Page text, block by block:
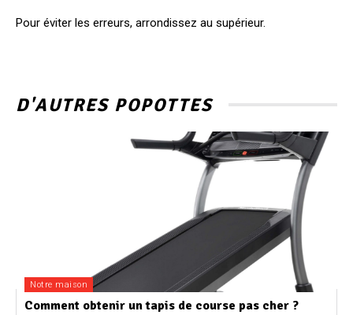
Pour éviter les erreurs, arrondissez au supérieur.
D'AUTRES POPOTTES
Notre maison
Comment obtenir un tapis de course pas cher ?